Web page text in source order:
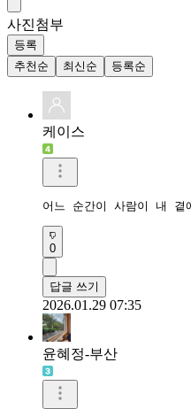
사진첨부
등록
추천순
최신순 등록순
케이스
어느 순간이 사람이 내 곁
0
답글 쓰기
2026.01.29 07:35
윤혜정-부산